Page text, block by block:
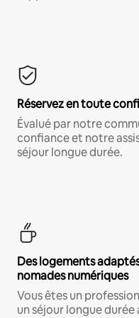
Réservez en toute
Évalué par notre
confiance et notre
séjour longue durée.
Des logements
nomades numériques
Vous êtes un
un séjour longue